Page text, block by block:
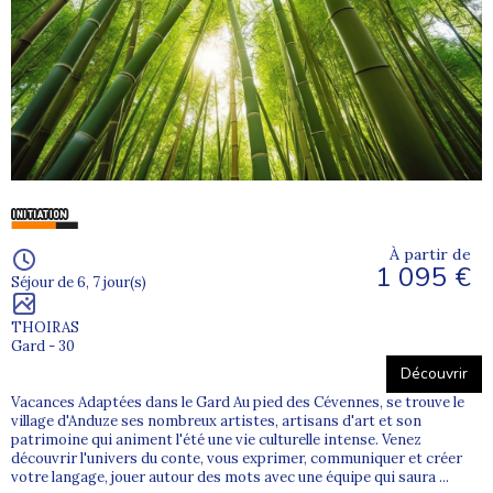
Ces voyages adaptés offrent un réel dépaysement, tout en
garantissant un accompagnement professionnel, des repères
clairs et une ambiance de groupe rassurante.
Hébergements, repas et accompagnement
adaptés
Tous nos séjours d’été incluent des
pour leur confort et leur accessibilité : centres de vacances, gîtes
ou hôtels adaptés à l’accueil de groupes. Les repas sont proposés
enpension complète
, favorisant les moments de convivialité et
de partage.
L’encadrement est assuré par des professionnels formés au
handicap mental et psychique, attentifs au bien-être, à l’autonomie
Pourquoi choisir Supernova pour vos
vacances adaptées d’été ?
Séjour de 6, 7 jour(s)
THOIRAS
Gard - 30
À partir de
1 095 €
Découvrir
Vacances Adaptées dans le Gard Au pied des Cévennes, se trouve le
village d'Anduze ses nombreux artistes, artisans d'art et son
patrimoine qui animent l'été une vie culturelle intense. Venez
découvrir l'univers du conte, vous exprimer, communiquer et créer
votre langage, jouer autour des mots avec une équipe qui saura ...